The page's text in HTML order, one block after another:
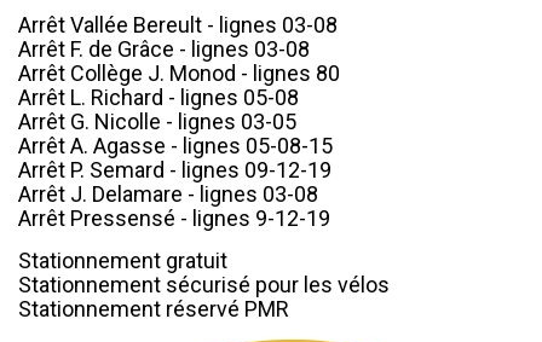
Arrêt Vallée Bereult - lignes 03-08
Arrêt F. de Grâce - lignes 03-08
Arrêt Collège J. Monod - lignes 80
Arrêt L. Richard - lignes 05-08
Arrêt G. Nicolle - lignes 03-05
Arrêt A. Agasse - lignes 05-08-15
Arrêt P. Semard - lignes 09-12-19
Arrêt J. Delamare - lignes 03-08
Arrêt Pressensé - lignes 9-12-19
Stationnement gratuit
Stationnement sécurisé pour les vélos
Stationnement réservé PMR